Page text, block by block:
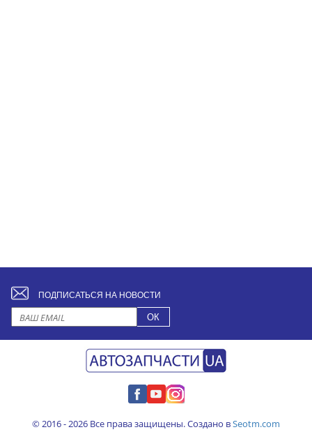
ПОДПИСАТЬСЯ НА НОВОСТИ
© 2016 - 2026 Все права защищены. Создано вSeotm.com